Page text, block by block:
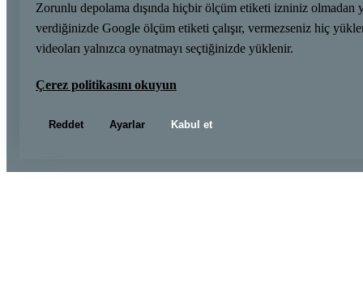
Zorunlu depolama dışında hiçbir ölçüm etiketi izniniz olmadan
verdiğinizde Google ölçüm etiketi çalışır, vermezseniz hiç
videoları yalnızca oynatmayı seçtiğinizde yüklenir.
Çerez politikasını okuyun
Reddet Ayarlar Kabul et